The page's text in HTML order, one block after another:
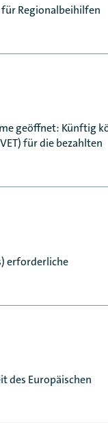
Regionalbeihilfen
geöffnet: Künftig
für die bezahlten
erforderliche
des Europäischen